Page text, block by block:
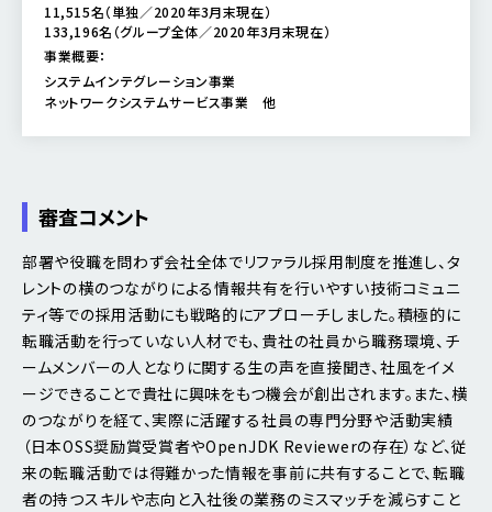
11,515名（単独／2020年3月末現在）
133,196名（グループ全体／2020年3月末現在）
事業概要：
システムインテグレーション事業
ネットワークシステムサービス事業 他
審査コメント
部署や役職を問わず会社全体でリファラル採用制度を推進し、タ
レントの横のつながりによる情報共有を行いやすい技術コミュニ
ティ等での採用活動にも戦略的にアプローチしました。積極的に
転職活動を行っていない人材でも、貴社の社員から職務環境、チ
ームメンバーの人となりに関する生の声を直接聞き、社風をイメ
ージできることで貴社に興味をもつ機会が創出されます。また、横
のつながりを経て、実際に活躍する社員の専門分野や活動実績
（日本OSS奨励賞受賞者やOpenJDK Reviewerの存在）など、従
来の転職活動では得難かった情報を事前に共有することで、転職
者の持つスキルや志向と入社後の業務のミスマッチを減らすこと